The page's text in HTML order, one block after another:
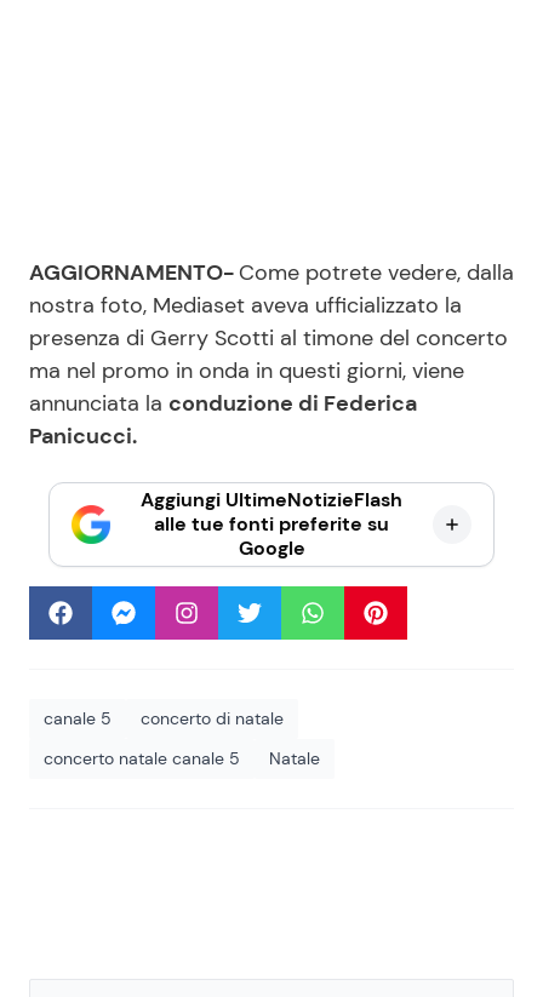
AGGIORNAMENTO- Come potrete vedere, dalla
nostra foto, Mediaset aveva ufficializzato la
presenza di Gerry Scotti al timone del concerto
ma nel promo in onda in questi giorni, viene
annunciata la conduzione di Federica
Panicucci.
Aggiungi UltimeNotizieFlash
alle tue fonti preferite su
Google
canale 5
concerto di natale
concerto natale canale 5
Natale